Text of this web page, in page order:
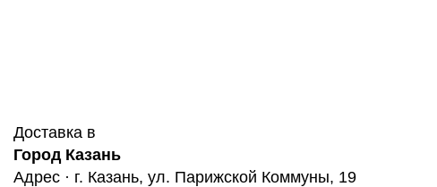
Доставка в
Город Казань
Адрес · г. Казань, ул. Парижской Коммуны, 19